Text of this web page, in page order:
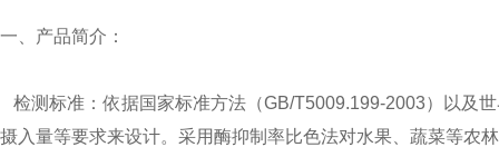
一、产品简介：
检测标准：依据国家标准方法（GB/T5009.199-2003）以及
摄入量等要求来设计。采用酶抑制率比色法对水果、蔬菜等